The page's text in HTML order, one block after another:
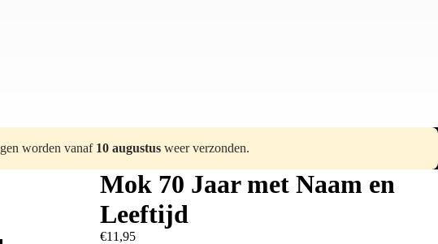
worden vanaf 10 augustus weer verzonden.
Mok 70 Jaar met Naam en
Leeftijd
€11,95